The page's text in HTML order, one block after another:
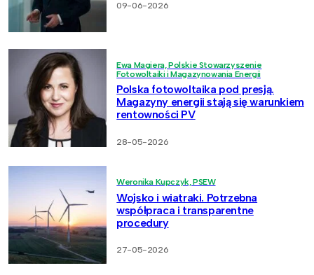
09-06-2026
Ewa Magiera, Polskie Stowarzyszenie
Fotowoltaiki i Magazynowania Energii
Polska fotowoltaika pod presją.
Magazyny energii stają się warunkiem
rentowności PV
28-05-2026
Weronika Kupczyk, PSEW
Wojsko i wiatraki. Potrzebna
współpraca i transparentne
procedury
27-05-2026